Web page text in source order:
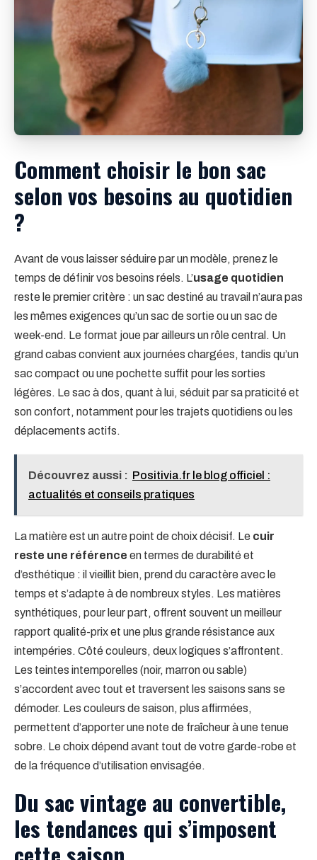
Comment choisir le bon sac
selon vos besoins au quotidien
?
Avant de vous laisser séduire par un modèle, prenez le
temps de définir vos besoins réels. L’usage quotidien
reste le premier critère : un sac destiné au travail n’aura pas
les mêmes exigences qu’un sac de sortie ou un sac de
week-end. Le format joue par ailleurs un rôle central. Un
grand cabas convient aux journées chargées, tandis qu’un
sac compact ou une pochette suffit pour les sorties
légères. Le sac à dos, quant à lui, séduit par sa praticité et
son confort, notamment pour les trajets quotidiens ou les
déplacements actifs.
Découvrez aussi : Positivia.fr le blog officiel :
actualités et conseils pratiques
La matière est un autre point de choix décisif. Le cuir
reste une référence en termes de durabilité et
d’esthétique : il vieillit bien, prend du caractère avec le
temps et s’adapte à de nombreux styles. Les matières
synthétiques, pour leur part, offrent souvent un meilleur
rapport qualité-prix et une plus grande résistance aux
intempéries. Côté couleurs, deux logiques s’affrontent.
Les teintes intemporelles (noir, marron ou sable)
s’accordent avec tout et traversent les saisons sans se
démoder. Les couleurs de saison, plus affirmées,
permettent d’apporter une note de fraîcheur à une tenue
sobre. Le choix dépend avant tout de votre garde-robe et
de la fréquence d’utilisation envisagée.
Du sac vintage au convertible,
les tendances qui s’imposent